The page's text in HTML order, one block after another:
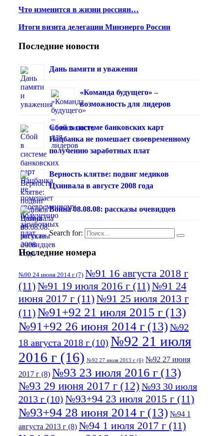
Что изменится в жизни россиян…
Итоги визита делегации Минэнерго России
Последние новости
Дань памяти и уважения
«Команда будущего» –
возможность для лидеров
Сбой в системе банковских карт
Нацбанка не помешает своевременному
получению заработных плат
Верность клятве: подвиг медиков
Цхинвала в августе 2008 года
Война 08.08.08: рассказы очевидцев
Search for:
Последние номера
№90 24 июня 2014 г (7) №91 16 августа 2018 г
(11)№91 19 июля 2016 г (11)№91 24
июня 2017 г (11)№91 25 июля 2013 г
(11)№91+92 21 июля 2015 г (13)
№91+92 26 июня 2014 г (13)№92
18 августа 2018 г (10) №92 21 июля
2016 г (16) №92 27 июля 2013 г (6) №92 27 июня
2017 г (8) №93 23 июля 2016 г (13)
№93 29 июня 2017 г (12) №93 30 июля
2013 г (10) №93+94 23 июля 2015 г (11)
№93+94 28 июня 2014 г (13) №94 1
августа 2013 г (8) №94 1 июля 2017 г (11)